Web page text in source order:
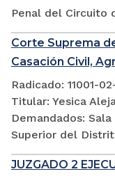
Penal del Circuito
Corte Suprema
Casación Civil,
Radicado: 11001-
Titular: Yesica
Demandados:
Superior del
JUZGADO 2